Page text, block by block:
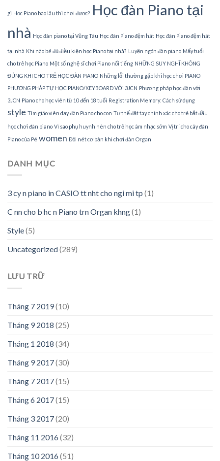
gì Học Piano bao lâu thì chơi được? Học đàn Piano tại
nhà Học đàn piano tại Vũng Tàu Học đàn Piano đệm hát Học đàn Piano đệm hát
tại nhà Khi nào bé đủ điều kiện học Piano tại nhà? Luyện ngón đàn piano Mấy tuổi
cho trẻ học Piano Một số nghệ sĩ chơi Piano nổi tiếng NHỮNG SUY NGHĨ KHÔNG
ĐÚNG KHI CHO TRẺ HỌC ĐÀN PIANO Những lỗi thường gặp khi học chơi PIANO
PHƯƠNG PHÁP TỰ HỌC PIANO/KEYBOARD VỚI 3JCN Phương pháp học đàn với
3JCN Piano cho học viên từ 10 đến 18 tuổi Registration Memory: Cách sử dụng
style Tìm giáo viên dạy đàn Piano cho con Tư thế đặt tay chính xác cho trẻ bắt đầu
học chơi đàn piano Vì sao phụ huynh nên cho trẻ học âm nhạc sớm Vị trí cho cây đàn
Piano của Pé women Đôi nét cơ bản khi chơi đàn Organ
DANH MỤC
3 cy n piano in CASIO tt nht cho ngi mi tp (1)
C nn cho b hc n Piano trn Organ khng(1)
Style(5)
Uncategorized(289)
LƯU TRỮ
Tháng 7 2019(10)
Tháng 9 2018 (25)
Tháng 1 2018 (34)
Tháng 9 2017(30)
Tháng 7 2017(15)
Tháng 6 2017(15)
Tháng 3 2017(20)
Tháng 11 2016(32)
Tháng 10 2016(51)